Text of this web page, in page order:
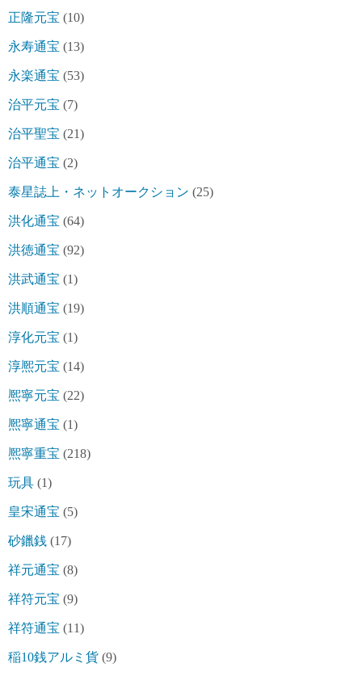
正隆元宝 (10)
永寿通宝 (13)
永楽通宝 (53)
治平元宝 (7)
治平聖宝 (21)
治平通宝 (2)
泰星誌上・ネットオークション (25)
洪化通宝 (64)
洪徳通宝 (92)
洪武通宝 (1)
洪順通宝 (19)
淳化元宝 (1)
淳熈元宝 (14)
熈寧元宝 (22)
熈寧通宝 (1)
熈寧重宝 (218)
玩具 (1)
皇宋通宝 (5)
砂鑞銭 (17)
祥元通宝 (8)
祥符元宝 (9)
祥符通宝 (11)
稲10銭アルミ貨 (9)